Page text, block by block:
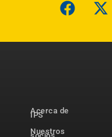
Acerca de
IPS
Nuestros